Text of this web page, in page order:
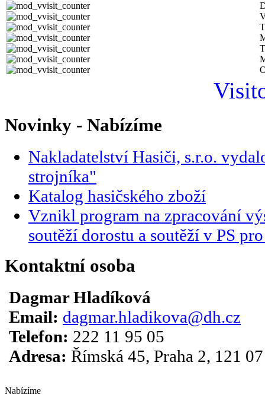
Novinky - Nabízíme
Nakladatelství Hasiči, s.r.o.
strojníka"
Katalog hasičského zboží
Vznikl program na zpracování
soutěží dorostu a soutěží v PS
Kontaktní osoba
Dagmar Hladíková
Email: dagmar.hladikova@dh.cz
Telefon: 222 11 95 05
Adresa: Římská 45, Praha 2, 121 07
Nabízíme